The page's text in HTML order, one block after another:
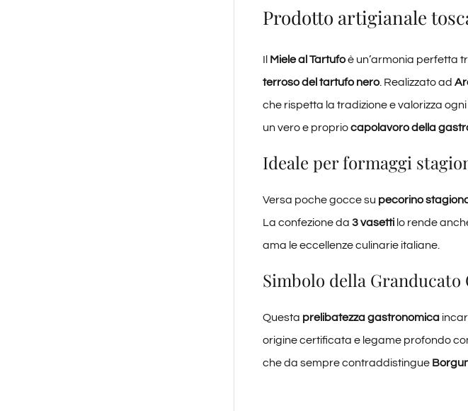
Prodotto artigianale
Il Miele al Tartufoè un’armonia perfetta
terroso del tartufo nero. Realizzato ad
che rispetta la tradizione e valorizza
un vero e propriocapolavoro della
Ideale per formaggi
Versa poche gocce su pecorino
La confezione da 3 vasetti lo rende
ama le eccellenze culinarie italiane.
Simbolo della
Questa prelibatezza gastronomica
origine certificata e legame profondo
che da sempre contraddistingue